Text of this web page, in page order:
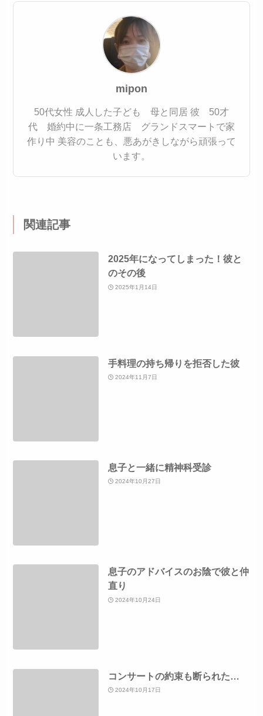
mipon
50代女性 成人した子ども 母と同居 彼 50才
代 婚約中に一条工務店 グランドスマートで家
作り中 美容のことも、悪あがきしながら頑張って
います。
関連記事
2025年になってしまった！彼と
のその後
2025年1月14日
手料理の持ち帰りを拒否した彼
2024年11月7日
息子と一緒に精神科受診
2024年10月27日
息子のアドバイスのお陰で彼と仲
直り
2024年10月24日
コンサートの約束も断られた…
2024年10月17日